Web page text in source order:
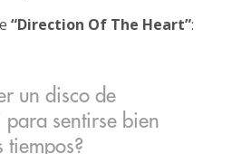
“Direction Of The Heart”:
un disco de
para sentirse bien
tiempos?